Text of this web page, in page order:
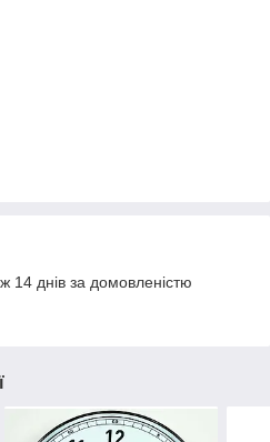
14 днів за домовленістю